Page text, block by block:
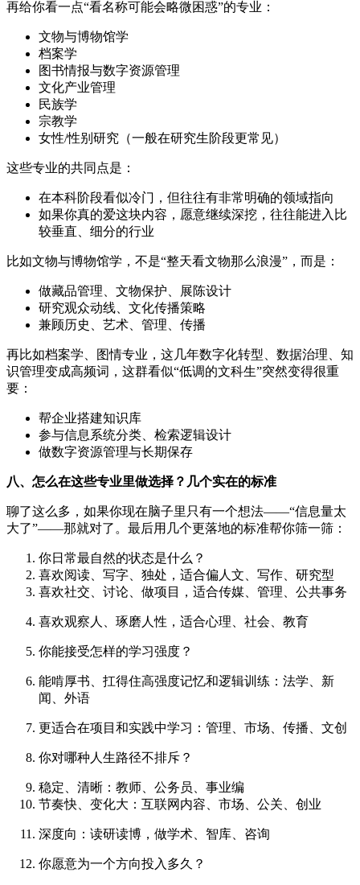
再给你看一点“看名称可能会略微困惑”的专业：
文物与博物馆学
档案学
图书情报与数字资源管理
文化产业管理
民族学
宗教学
女性/性别研究（一般在研究生阶段更常见）
这些专业的共同点是：
在本科阶段看似冷门，但往往有非常明确的领域指向
如果你真的爱这块内容，愿意继续深挖，往往能进入比
较垂直、细分的行业
比如文物与博物馆学，不是“整天看文物那么浪漫”，而是：
做藏品管理、文物保护、展陈设计
研究观众动线、文化传播策略
兼顾历史、艺术、管理、传播
再比如档案学、图情专业，这几年数字化转型、数据治理、知
识管理变成高频词，这群看似“低调的文科生”突然变得很重
要：
帮企业搭建知识库
参与信息系统分类、检索逻辑设计
做数字资源管理与长期保存
八、怎么在这些专业里做选择？几个实在的标准
聊了这么多，如果你现在脑子里只有一个想法——“信息量太
大了”——那就对了。最后用几个更落地的标准帮你筛一筛：
你日常最自然的状态是什么？
喜欢阅读、写字、独处，适合偏人文、写作、研究型
喜欢社交、讨论、做项目，适合传媒、管理、公共事务
喜欢观察人、琢磨人性，适合心理、社会、教育
你能接受怎样的学习强度？
能啃厚书、扛得住高强度记忆和逻辑训练：法学、新
闻、外语
更适合在项目和实践中学习：管理、市场、传播、文创
你对哪种人生路径不排斥？
稳定、清晰：教师、公务员、事业编
节奏快、变化大：互联网内容、市场、公关、创业
深度向：读研读博，做学术、智库、咨询
你愿意为一个方向投入多久？